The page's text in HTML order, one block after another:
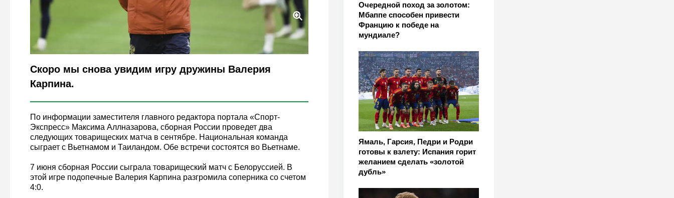
Очередной поход за золотом:
Мбаппе способен привести
Францию к победе на
мундиале?
Ямаль, Гарсия, Педри и Родри
готовы к взлету: Испания горит
желанием сделать «золотой
дубль»
Legion-Media
Скоро мы снова увидим игру дружины Валерия
Карпина.
По информации заместителя главного редактора портала «Спорт-
Экспресс» Максима Аллназарова, сборная России проведет два
следующих товарищеских матча в сентябре. Национальная команда
сыграет с Вьетнамом и Таиландом. Обе встречи состоятся во Вьетнаме.
7 июня сборная России сыграла товарищеский матч с Белоруссией. В
этой игре подопечные Валерия Карпина разгромила соперника со счетом
4:0.